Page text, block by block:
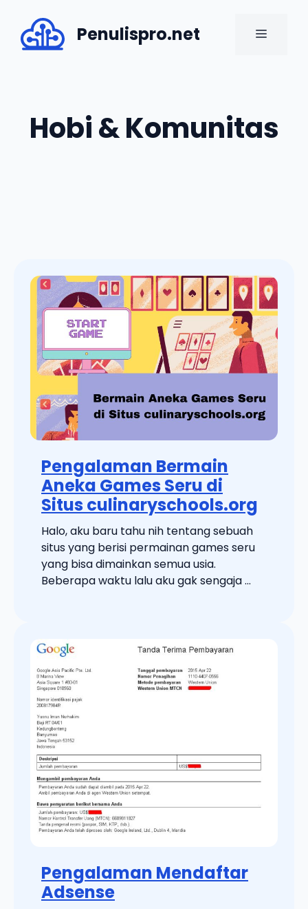
content
Penulispro.net MENU
Hobi & Komunitas
Pengalaman Bermain
Aneka Games Seru di
Situs culinaryschools.org
Halo, aku baru tahu nih tentang sebuah
situs yang berisi permainan games seru
yang bisa dimainkan semua usia.
Beberapa waktu lalu aku gak sengaja ...
Pengalaman Mendaftar
Adsense